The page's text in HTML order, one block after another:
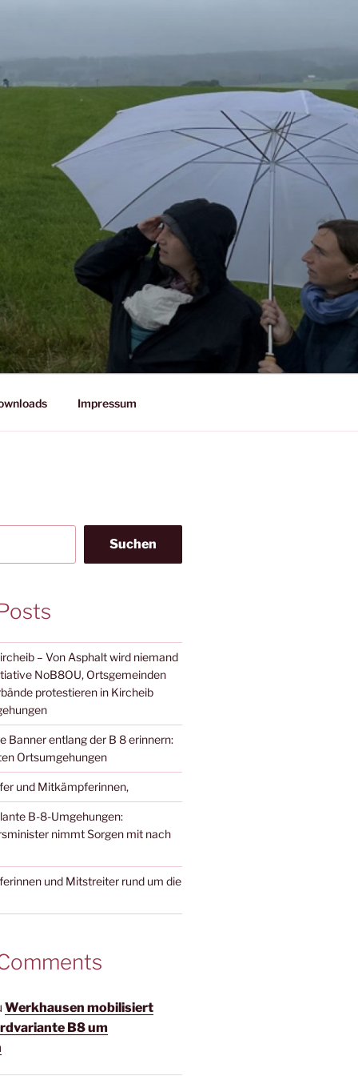
Impressum
Suchen
– Von Asphalt wird niemand
NoB8OU, Ortsgemeinden
protestieren in Kircheib
Banner entlang der B 8 erinnern:
Ortsumgehungen
und Mitkämpferinnen,
B-8-Umgehungen:
nimmt Sorgen mit nach
und Mitstreiter rund um die
Werkhausen mobilisiert
B8 um